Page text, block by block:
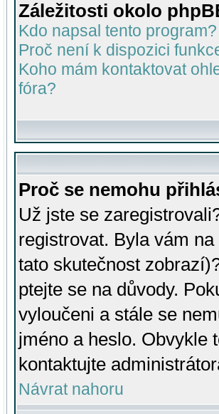
Záležitosti okolo
Kdo napsal tento program?
Proč není k dispozici
Koho mám kontaktovat
fóra?
Proč se nemohu
Už jste se
registrovat. Byla vám
tato skutečnost
ptejte se na důvody.
vyloučeni a stále se
jméno a heslo. Obvykle
kontaktujte
Návrat nahoru